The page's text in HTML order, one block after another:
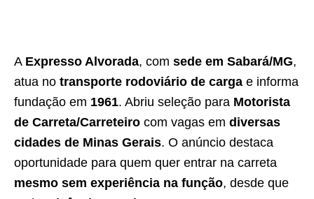
A Expresso Alvorada, com sede em Sabará/MG,
atua no transporte rodoviário de carga e informa
fundação em 1961. Abriu seleção para Motorista
de Carreta/Carreteiro com vagas em diversas
cidades de Minas Gerais. O anúncio destaca
oportunidade para quem quer entrar na carreta
mesmo sem experiência na função, desde que